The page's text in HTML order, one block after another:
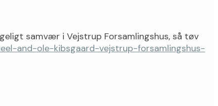
samvær i Vejstrup Forsamlingshus, så tøv
and-ole-kibsgaard-vejstrup-forsamlingshus-